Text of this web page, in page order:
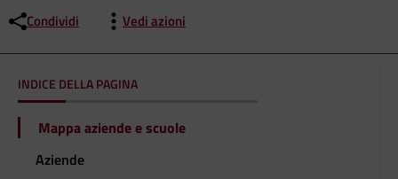
Condividi Vedi azioni
INDICE DELLA PAGINA
Mappa aziende e scuole
Aziende